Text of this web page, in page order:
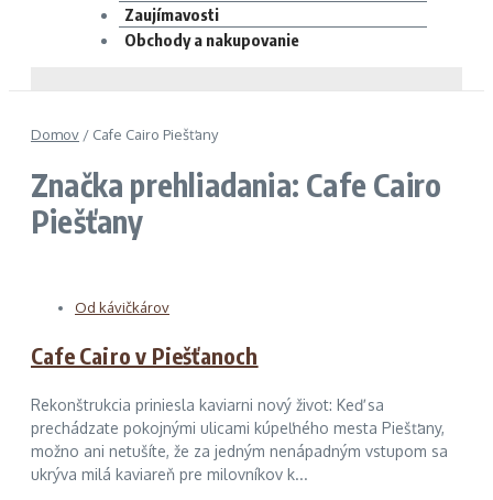
Zaujímavosti
Obchody a nakupovanie
Domov / Cafe Cairo Piešťany
Značka prehliadania: Cafe Cairo
Piešťany
Od kávičkárov
Cafe Cairo v Piešťanoch
Rekonštrukcia priniesla kaviarni nový život: Keď sa
prechádzate pokojnými ulicami kúpeľného mesta Piešťany,
možno ani netušíte, že za jedným nenápadným vstupom sa
ukrýva milá kaviareň pre milovníkov k...